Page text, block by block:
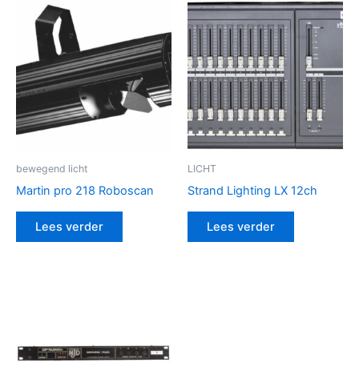
bewegend licht
Martin pro 218 Roboscan
Lees verder
LICHT
Strand Lighting LX 12ch
Lees verder